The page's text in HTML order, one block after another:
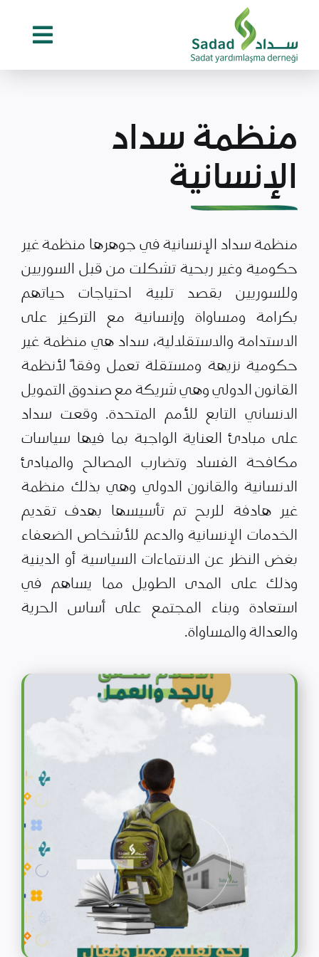
content
منظمة سداد
الإنسانية
منظمة سداد الإنسانية في جوهرها منظمة غير
حكومية وغير ربحية تشكلت من قبل السوريين
وللسوريين بقصد تلبية احتياجات حياتهم
بكرامة ومساواة وإنسانية مع التركيز على
الاستدامة والاستقلالية، سداد هي منظمة غير
حكومية نزيهة ومستقلة تعمل وفقاً لأنظمة
القانون الدولي وهي شريكة مع صندوق التمويل
الانساني التابع للأمم المتحدة. وقعت سداد
على مبادئ العناية الواجبة بما فيها سياسات
مكافحة الفساد وتضارب المصالح والمبادئ
الانسانية والقانون الدولي وهي بذلك منظمة
غير هادفة للربح تم تأسيسها بهدف تقديم
الخدمات الإنسانية والدعم للأشخاص الضعفاء
بغض النظر عن الانتماءات السياسية أو الدينية
وذلك على المدى الطويل مما يساهم في
استعادة وبناء المجتمع على أساس الحرية
والعدالة والمساواة.